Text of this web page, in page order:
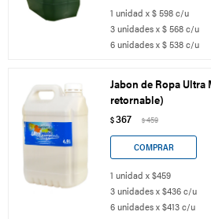
1 unidad x $ 598 c/u
3 unidades x $ 568 c/u
6 unidades x $ 538 c/u
Jabon de Ropa Ultra
retornable)
$367 $459
1 unidad x $459
3 unidades x $436 c/u
6 unidades x $413 c/u